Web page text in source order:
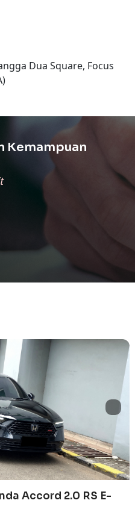
Dua Square, Focus
Kemampuan
Accord 2.0 RS E-